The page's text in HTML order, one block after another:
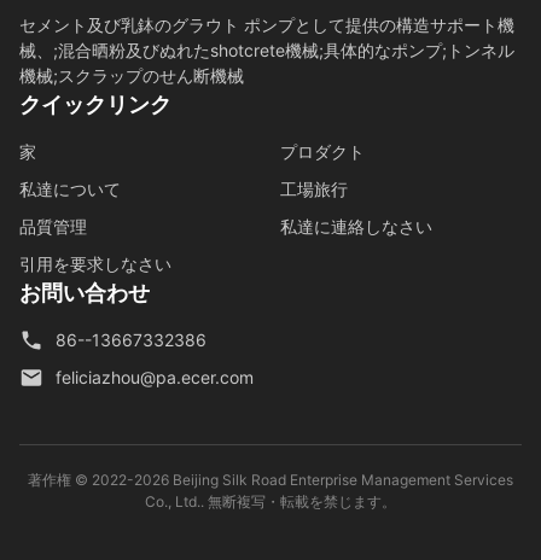
セメント及び乳鉢のグラウト ポンプとして提供の構造サポート機
械、;混合晒粉及びぬれたshotcrete機械;具体的なポンプ;トンネル
機械;スクラップのせん断機械
クイックリンク
家
プロダクト
私達について
工場旅行
品質管理
私達に連絡しなさい
引用を要求しなさい
お問い合わせ
86--13667332386
feliciazhou@pa.ecer.com
著作権 © 2022-2026 Beijing Silk Road Enterprise Management Services
Co., Ltd.. 無断複写・転載を禁じます。